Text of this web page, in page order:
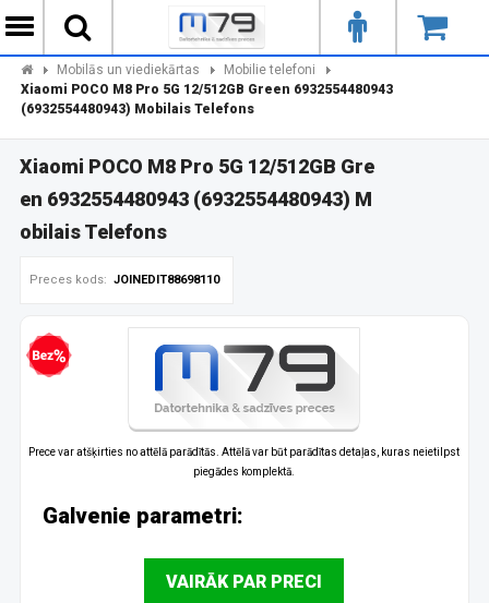
Mobilās un viediekārtas
Mobilie telefoni
Xiaomi POCO M8 Pro 5G 12/512GB Green 6932554480943
(6932554480943) Mobilais Telefons
Xiaomi POCO M8 Pro 5G 12/512GB Gre
en 6932554480943 (6932554480943) M
obilais Telefons
Preces kods: JOINEDIT88698110
kredīts
Prece var atšķirties no attēlā parādītās. Attēlā var būt parādītas detaļas, kuras neietilpst
piegādes komplektā.
Galvenie parametri:
VAIRĀK PAR PRECI